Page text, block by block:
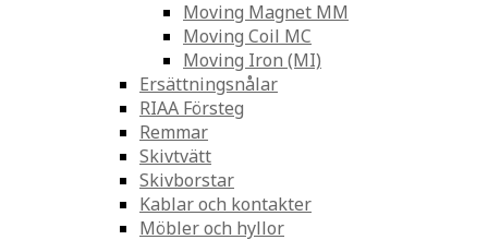
Moving Magnet MM
Moving Coil MC
Moving Iron (MI)
Ersättningsnålar
RIAA Försteg
Remmar
Skivtvätt
Skivborstar
Kablar och kontakter
Möbler och hyllor